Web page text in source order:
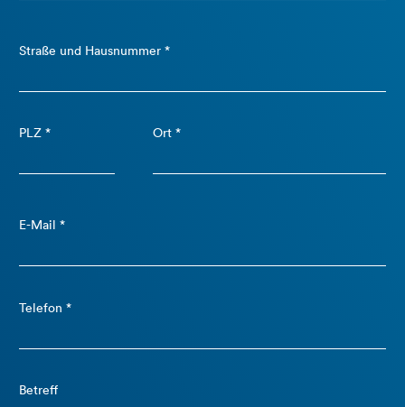
Straße und Hausnummer *
PLZ * Ort *
E-Mail *
Telefon *
Betreff